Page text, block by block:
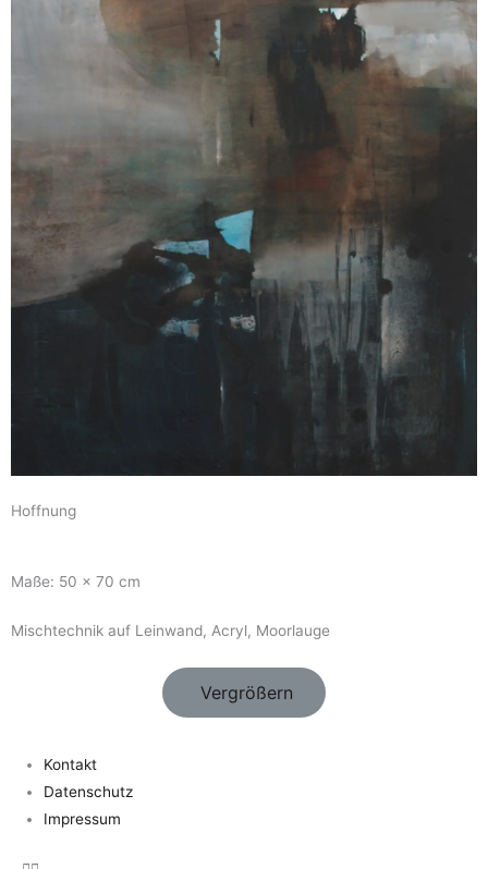
Hoffnung
Maße: 50 x 70 cm
Mischtechnik auf Leinwand, Acryl, Moorlauge
Vergrößern
Kontakt
Datenschutz
Impressum